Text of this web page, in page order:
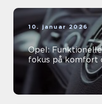
10. januar 2026
Opel:
fokus på komfort